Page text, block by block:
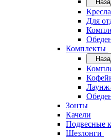
Кресла
Для
Комплекты
Зонты
Качели
Подвесные
Шезлонги